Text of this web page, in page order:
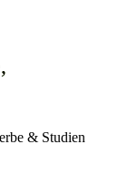
& Studien